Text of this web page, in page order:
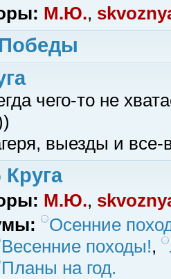
М.Ю.,
чего-то не
выезды и все-
М.Ю.,
Осенние
Весенние походы!,
Планы на год.